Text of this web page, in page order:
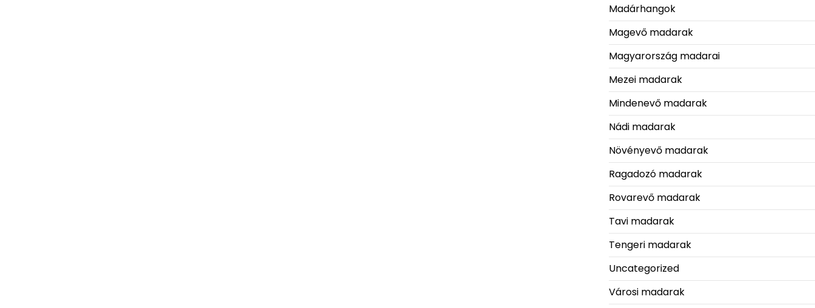
Madárhangok
Magevő madarak
Magyarország madarai
Mezei madarak
Mindenevő madarak
Nádi madarak
Növényevő madarak
Ragadozó madarak
Rovarevő madarak
Tavi madarak
Tengeri madarak
Uncategorized
Városi madarak